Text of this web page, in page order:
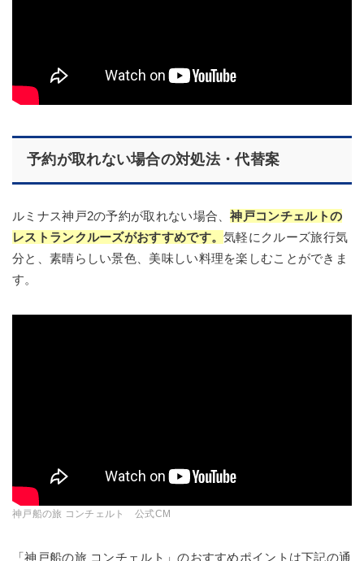
予約が取れない場合の対処法・代替案
ルミナス神戸2の予約が取れない場合、神戸コンチェルトの
レストランクルーズがおすすめです。気軽にクルーズ旅行気
分と、素晴らしい景色、美味しい料理を楽しむことができま
す。
神戸船の旅 コンチェルト 公式CM
「神戸船の旅 コンチェルト」のおすすめポイントは下記の通